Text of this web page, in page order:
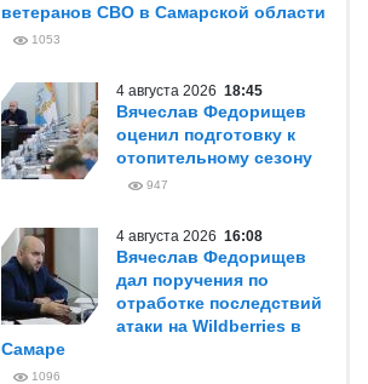
ветеранов СВО в Самарской области
1053
4 августа 2026 18:45
Вячеслав Федорищев
оценил подготовку к
отопительному сезону
947
4 августа 2026 16:08
Вячеслав Федорищев
дал поручения по
отработке последствий
атаки на Wildberries в
Самаре
1096